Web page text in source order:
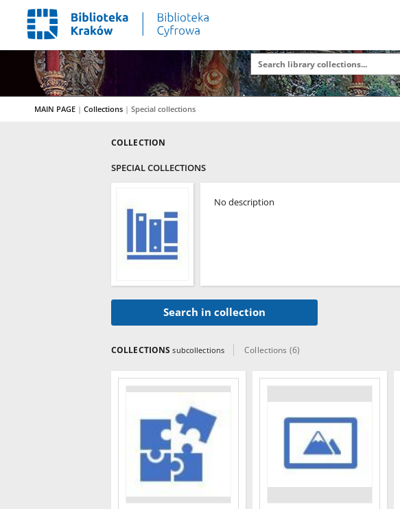
MAIN PAGE | Collections | Special collections
COLLECTION
SPECIAL COLLECTIONS
No description
Search in collection
COLLECTIONSsubcollections Collections (6)